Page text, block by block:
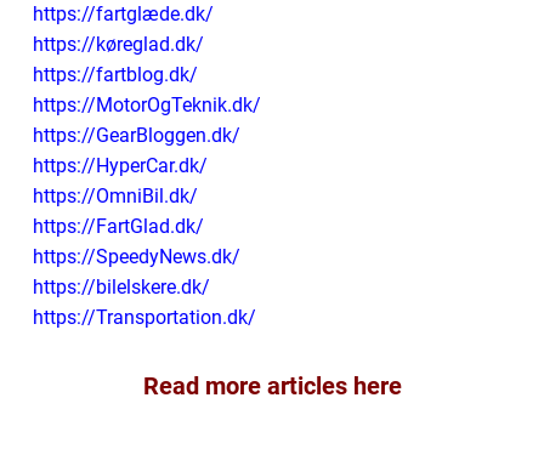
https://fartglæde.dk/
https://køreglad.dk/
https://fartblog.dk/
https://MotorOgTeknik.dk/
https://GearBloggen.dk/
https://HyperCar.dk/
https://OmniBil.dk/
https://FartGlad.dk/
https://SpeedyNews.dk/
https://bilelskere.dk/
https://Transportation.dk/
Read more articles here